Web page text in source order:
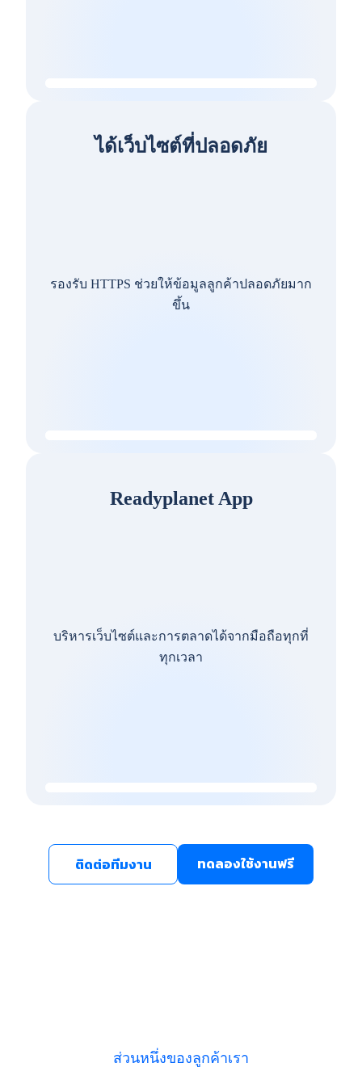
ได้เว็บไซต์ที่ปลอดภัย
รองรับ HTTPS ช่วยให้ข้อมูลลูกค้าปลอดภัยมาก
ขึ้น
Readyplanet App
บริหารเว็บไซต์และการตลาดได้จากมือถือทุกที่
ทุกเวลา
ติดต่อทีมงาน ทดลองใช้งานฟรี
ส่วนหนึ่งของลูกค้าเรา